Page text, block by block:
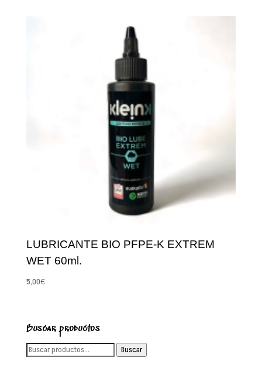
LUBRICANTE BIO PFPE-K EXTREM
WET 60ml.
5,00€
Buscar productos
Buscar
Buscar